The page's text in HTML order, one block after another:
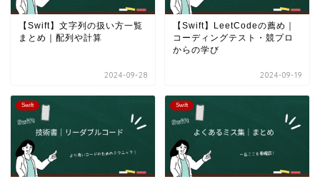
【Swift】文字列の扱い方一覧
まとめ｜配列や計算
2024-09-28
【Swift】LeetCodeの薦め｜
コーディングテスト・競プロ
からの学び
2024-09-19
Swift Swift